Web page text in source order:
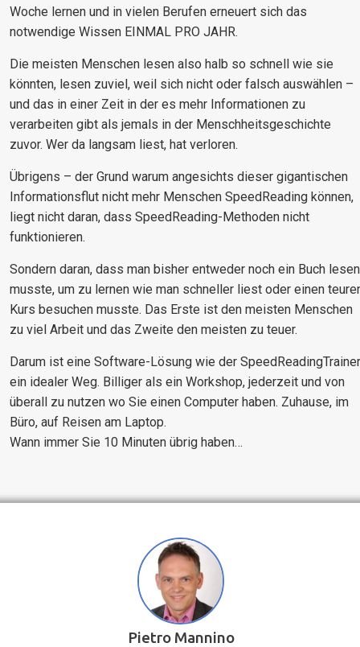
Woche lernen und in vielen Berufen erneuert sich das
notwendige Wissen EINMAL PRO JAHR.
Die meisten Menschen lesen also halb so schnell wie sie
könnten, lesen zuviel, weil sich nicht oder falsch auswählen –
und das in einer Zeit in der es mehr Informationen zu
verarbeiten gibt als jemals in der Menschheitsgeschichte
zuvor. Wer da langsam liest, hat verloren.
Übrigens – der Grund warum angesichts dieser gigantischen
Informationsflut nicht mehr Menschen SpeedReading können,
liegt nicht daran, dass SpeedReading-Methoden nicht
funktionieren.
Sondern daran, dass man bisher entweder noch ein Buch lesen
musste, um zu lernen wie man schneller liest oder einen
Kurs besuchen musste. Das Erste ist den meisten Menschen
zu viel Arbeit und das Zweite den meisten zu teuer.
Darum ist eine Software-Lösung wie der SpeedReadingTrainer
ein idealer Weg. Billiger als ein Workshop, jederzeit und von
überall zu nutzen wo Sie einen Computer haben. Zuhause, im
Büro, auf Reisen am Laptop.
Wann immer Sie 10 Minuten übrig haben…
Pietro Mannino